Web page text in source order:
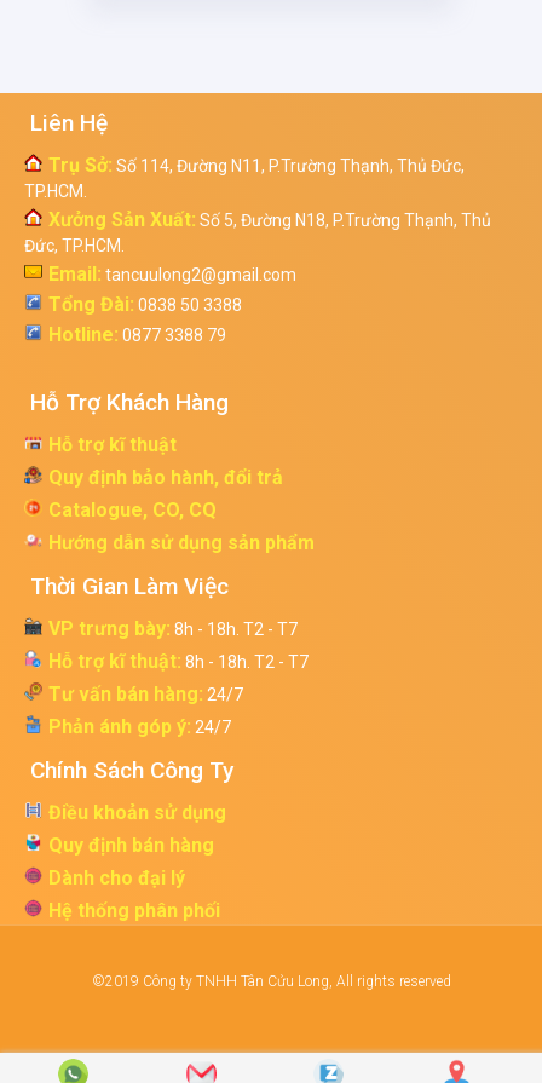
Liên Hệ
Trụ Sở: Số 114, Đường N11, P.Trường Thạnh, Thủ Đức,
TP.HCM.
Xưởng Sản Xuất: Số 5, Đường N18, P.Trường Thạnh, Thủ
Đức, TP.HCM.
Email: tancuulong2@gmail.com
Tổng Đài: 0838 50 3388
Hotline: 0877 3388 79
Hỗ Trợ Khách Hàng
Hỗ trợ kĩ thuật
Quy định bảo hành, đổi trả
Catalogue, CO, CQ
Hướng dẫn sử dụng sản phẩm
Thời Gian Làm Việc
VP trưng bày: 8h - 18h. T2 - T7
Hỗ trợ kĩ thuật: 8h - 18h. T2 - T7
Tư vấn bán hàng: 24/7
Phản ánh góp ý: 24/7
Chính Sách Công Ty
Điều khoản sử dụng
Quy định bán hàng
Dành cho đại lý
Hệ thống phân phối
©2019 Công ty TNHH Tân Cửu Long, All rights reserved